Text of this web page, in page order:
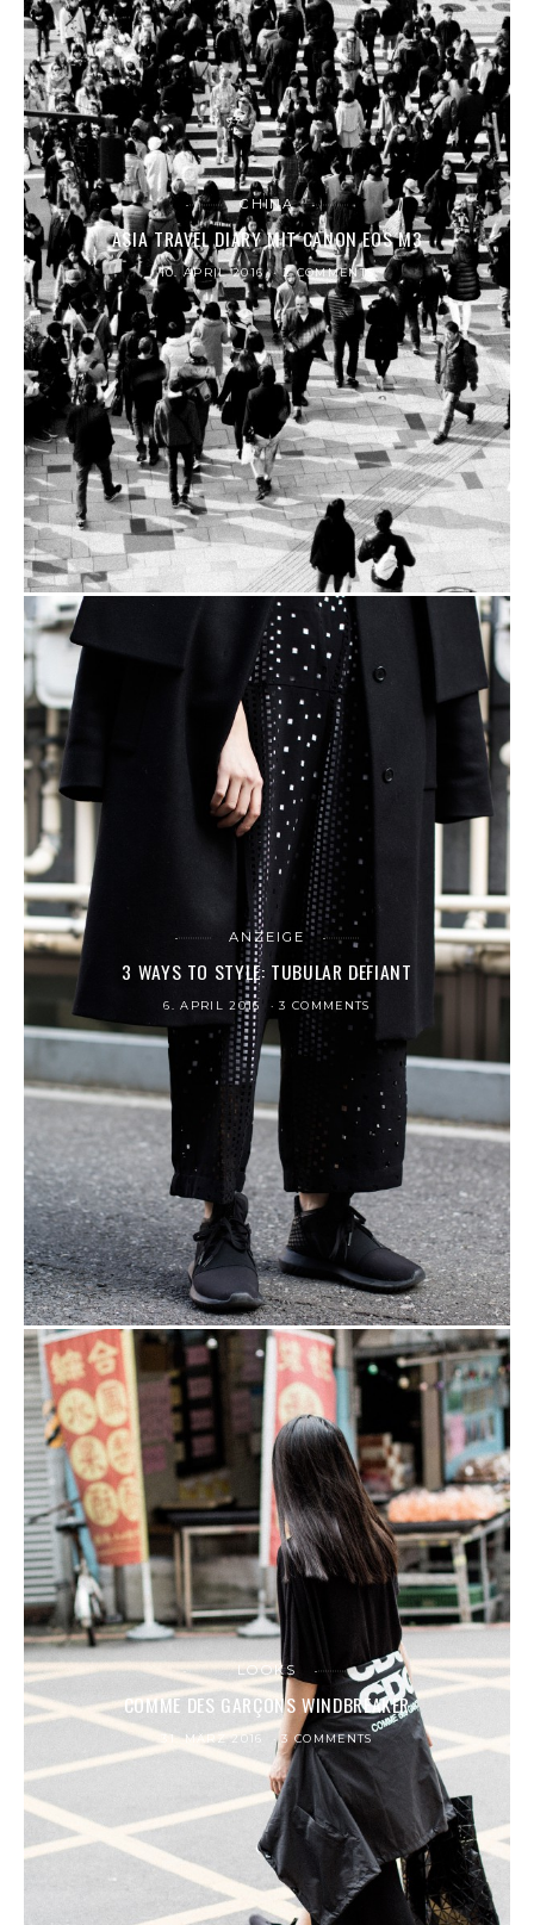
CHINA
ASIA TRAVEL DIARY MIT CANON EOS M3
10. APRIL 2016 2 COMMENTS
ANZEIGE
3 WAYS TO STYLE: TUBULAR DEFIANT
6. APRIL 2016 3 COMMENTS
LOOKS
COMME DES GARÇONS WINDBREAKER
31. MÄRZ 2016 3 COMMENTS